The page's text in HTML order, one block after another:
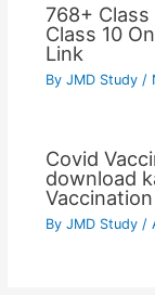
768+ Class
Class 10
Link
By JMD Study /
Covid
download
By JMD Study /